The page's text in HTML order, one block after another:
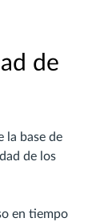
de
la base de
de los
en tiempo